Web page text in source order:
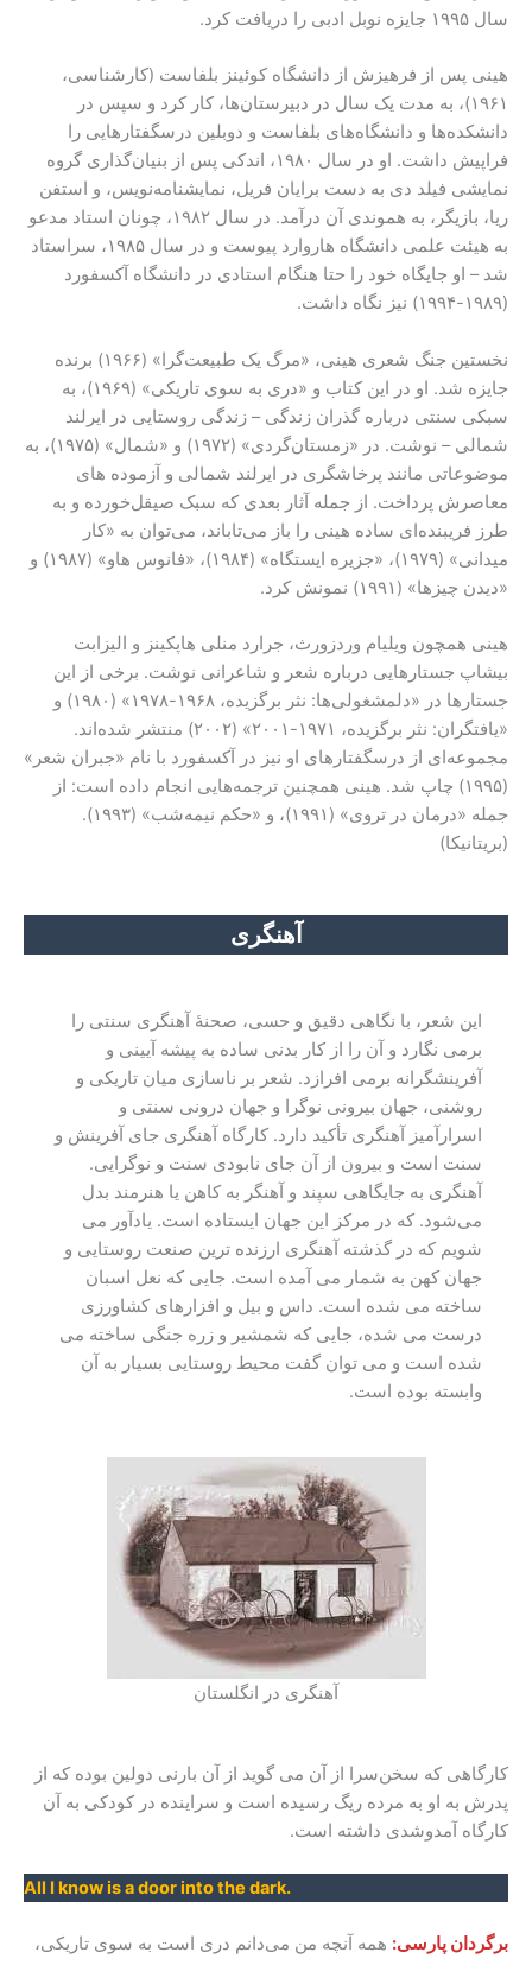
سال ۱۹۹۵ جایزه نوبل ادبی را دریافت کرد.
هینی پس از فرهیزش از دانشگاه کوئینز بلفاست (کارشناسی،
۱۹۶۱)، به مدت یک سال در دبیرستان‌ها، کار کرد و سپس در
دانشکده‌ها و دانشگاه‌های بلفاست و دوبلین درسگفتارهایی را
فراپیش داشت. او در سال ۱۹۸۰، اندکی پس از بنیان‌گذاری گروه
نمایشی فیلد دی به دست برایان فریل، نمایشنامه‌نویس، و استفن
ریا، بازیگر، به هموندی آن درآمد. در سال ۱۹۸۲، چونان استاد مدعو
به هیئت علمی دانشگاه هاروارد پیوست و در سال ۱۹۸۵، سراستاد
شد – او جایگاه خود را حتا هنگام استادی در دانشگاه آکسفورد
(۱۹۸۹-۱۹۹۴) نیز نگاه داشت.
نخستین جنگ شعری هینی، «مرگ یک طبیعت‌گرا» (۱۹۶۶) برنده
جایزه شد. او در این کتاب و «دری به سوی تاریکی» (۱۹۶۹)، به
سبکی سنتی درباره گذران زندگی – زندگی روستایی در ایرلند
شمالی – نوشت. در «زمستان‌گردی» (۱۹۷۲) و «شمال» (۱۹۷۵)، به
موضوعاتی مانند پرخاشگری در ایرلند شمالی و آزموده های
معاصرش پرداخت. از جمله آثار بعدی که سبک صیقل‌خورده و به
طرز فریبنده‌ای ساده هینی را باز می‌تاباند، می‌توان به «کار
میدانی» (۱۹۷۹)، «جزیره ایستگاه» (۱۹۸۴)، «فانوس هاو» (۱۹۸۷) و
«دیدن چیزها» (۱۹۹۱) نمونش کرد.
هینی همچون ویلیام وردزورث، جرارد منلی هاپکینز و الیزابت
بیشاپ جستارهایی درباره شعر و شاعرانی نوشت. برخی از این
جستارها در «دلمشغولی‌ها: نثر برگزیده، ۱۹۶۸-۱۹۷۸» (۱۹۸۰) و
«یافتگران: نثر برگزیده، ۱۹۷۱-۲۰۰۱» (۲۰۰۲) منتشر شده‌اند.
مجموعه‌ای از درسگفتار‌های او نیز در آکسفورد با نام «جبران شعر»
(۱۹۹۵) چاپ شد. هینی همچنین ترجمه‌هایی انجام داده است: از
جمله «درمان در تروی» (۱۹۹۱)، و «حکم نیمه‌شب» (۱۹۹۳).
(بریتانیکا)
آهنگری
این شعر، با نگاهی دقیق و حسی، صحنهٔ آهنگری سنتی را
برمی نگارد و آن را از کار بدنی ساده به پیشه آیینی و
آفرینشگرانه برمی افرازد. شعر بر ناسازی میان تاریکی و
روشنی، جهان بیرونی نوگرا و جهان درونی سنتی و
اسرارآمیز آهنگری تأکید دارد. کارگاه آهنگری جای آفرینش و
سنت است و بیرون از آن جای نابودی سنت و نوگرایی.
آهنگری به جایگاهی سپند و آهنگر به کاهن یا هنرمند بدل
می‌شود. که در مرکز این جهان ایستاده است. یادآور می
شویم که در گذشته آهنگری ارزنده ترین صنعت روستایی و
جهان کهن به شمار می آمده است. جایی که نعل اسبان
ساخته می شده است. داس و بیل و افزارهای کشاورزی
درست می شده، جایی که شمشیر و زره جنگی ساخته می
شده است و می توان گفت محیط روستایی بسیار به آن
وابسته بوده است.
آهنگری در انگلستان
کارگاهی که سخن‌سرا از آن می گوید از آن بارنی دولین بوده که از
پدرش به او به مرده ریگ رسیده است و سراینده در کودکی به آن
کارگاه آمدوشدی داشته است.
All I know is a door into the dark.
برگردان پارسی: همه آنچه من می‌دانم دری است به سوی تاریکی،